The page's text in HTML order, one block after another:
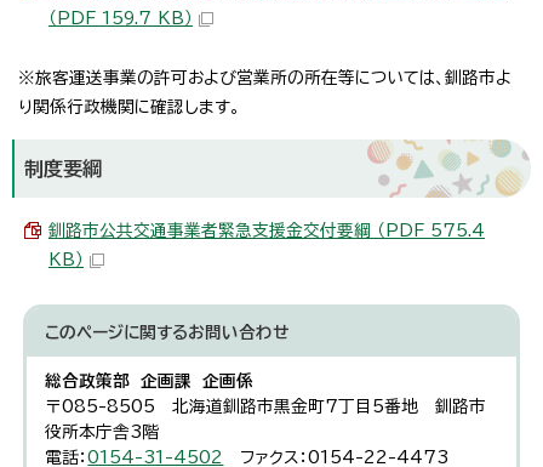
（PDF 159.7 KB）
※旅客運送事業の許可および営業所の所在等については、釧路市よ
り関係行政機関に確認します。
制度要綱
釧路市公共交通事業者緊急支援金交付要綱 （PDF 575.4
KB）
このページに関するお問い合わせ
総合政策部 企画課 企画係
〒085-8505 北海道釧路市黒金町7丁目5番地 釧路市
役所本庁舎3階
電話：0154-31-4502
ファクス：0154-22-4473